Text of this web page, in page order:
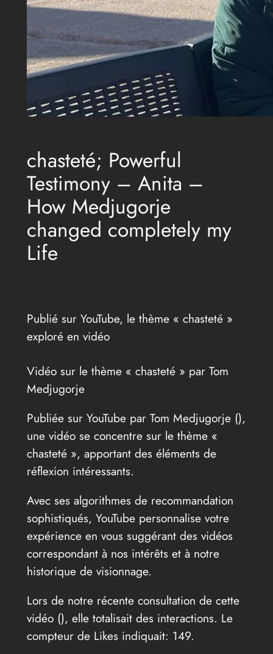
chasteté; Powerful
Testimony – Anita –
How Medjugorje
changed completely my
Life
Publié sur YouTube, le thème « chasteté »
exploré en vidéo
Vidéo sur le thème « chasteté » par Tom
Medjugorje
Publiée sur YouTube par Tom Medjugorje (),
une vidéo se concentre sur le thème «
chasteté », apportant des éléments de
réflexion intéressants.
Avec ses algorithmes de recommandation
sophistiqués, YouTube personnalise votre
expérience en vous suggérant des vidéos
correspondant à nos intérêts et à notre
historique de visionnage.
Lors de notre récente consultation de cette
vidéo (), elle totalisait des interactions. Le
compteur de Likes indiquait: 149.